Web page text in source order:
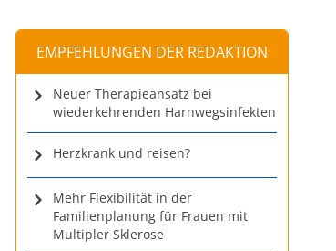
EMPFEHLUNGEN DER REDAKTION
Neuer Therapieansatz bei
wiederkehrenden Harnwegsinfekten
Herzkrank und reisen?
Mehr Flexibilität in der
Familienplanung für Frauen mit
Multipler Sklerose